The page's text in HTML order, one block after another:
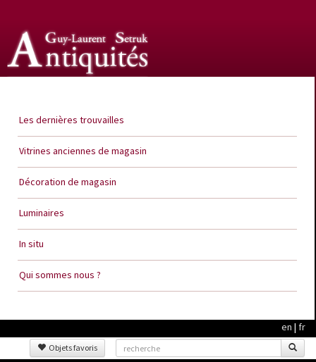
Les dernières trouvailles
Vitrines anciennes de magasin
Décoration de magasin
Luminaires
In situ
Qui sommes nous ?
en | fr
Objets favoris